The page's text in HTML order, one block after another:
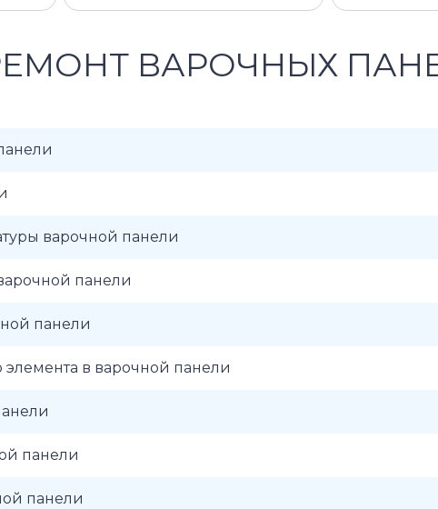
ВАРОЧНЫХ
варочной панели
панели
панели
элемента в варочной панели
панели
панели